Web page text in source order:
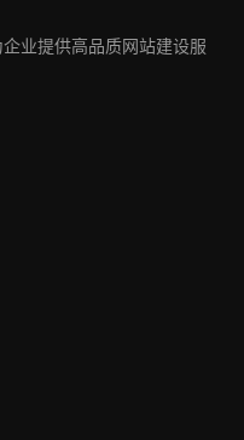
业提供高品质网站建设服